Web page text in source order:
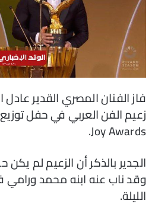
فاز الفنان المصري القدير عادل
Joy Awards.
الجدير بالذكر أن الزعيم لم يكن
وقد ناب عنه ابنه محمد ورامي
الليلة.